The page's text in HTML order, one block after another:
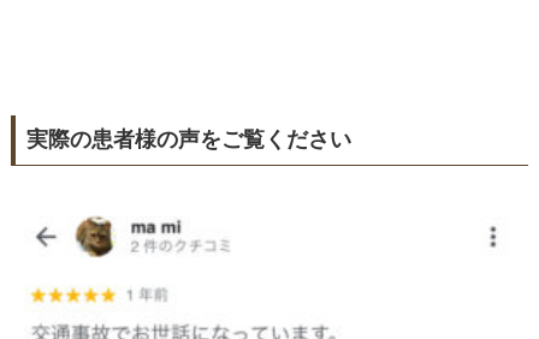
実際の患者様の声をご覧ください